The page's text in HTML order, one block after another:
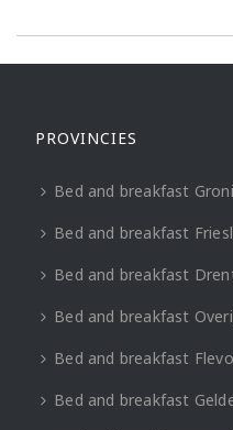
PROVINCIES
Bed and breakfast
Bed and breakfast
Bed and breakfast
Bed and breakfast
Bed and breakfast
Bed and breakfast